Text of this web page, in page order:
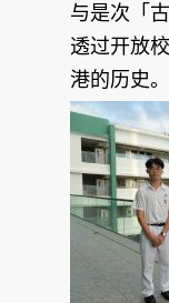
与是次「
透过开放
港的历史。